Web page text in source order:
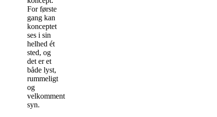
For første
gang kan
konceptet
ses i sin
helhed ét
sted, og
det er et
både lyst,
rummeligt
og
velkomment
syn.